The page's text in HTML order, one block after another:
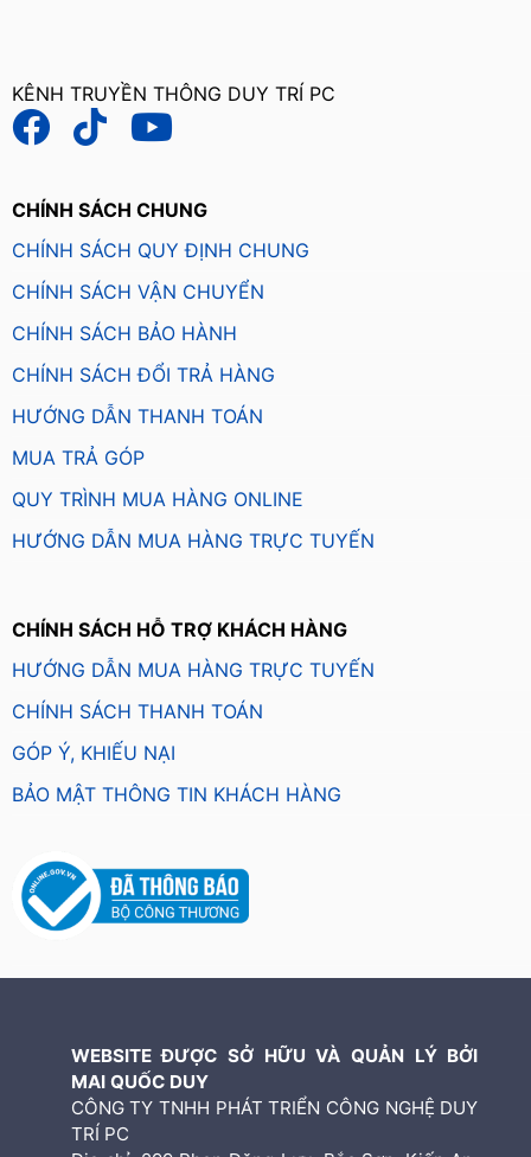
KÊNH TRUYỀN THÔNG DUY TRÍ PC
CHÍNH SÁCH CHUNG
CHÍNH SÁCH QUY ĐỊNH CHUNG
CHÍNH SÁCH VẬN CHUYỂN
CHÍNH SÁCH BẢO HÀNH
CHÍNH SÁCH ĐỔI TRẢ HÀNG
HƯỚNG DẪN THANH TOÁN
MUA TRẢ GÓP
QUY TRÌNH MUA HÀNG ONLINE
HƯỚNG DẪN MUA HÀNG TRỰC TUYẾN
CHÍNH SÁCH HỖ TRỢ KHÁCH HÀNG
HƯỚNG DẪN MUA HÀNG TRỰC TUYẾN
CHÍNH SÁCH THANH TOÁN
GÓP Ý, KHIẾU NẠI
BẢO MẬT THÔNG TIN KHÁCH HÀNG
WEBSITE ĐƯỢC SỞ HỮU VÀ QUẢN LÝ BỞI
MAI QUỐC DUY
CÔNG TY TNHH PHÁT TRIỂN CÔNG NGHỆ DUY
TRÍ PC